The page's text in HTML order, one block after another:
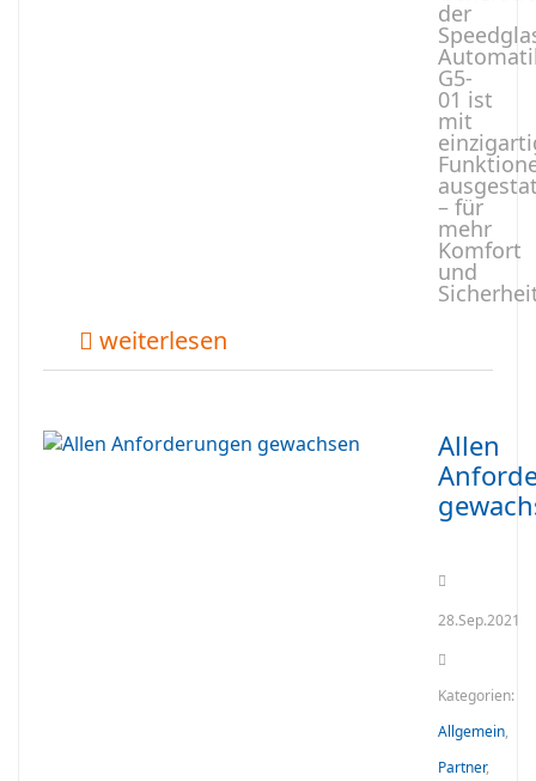
der
G5-
01 ist
mit
– für
mehr
Komfort
und
weiterlesen
Allen
28.Sep.2021
Kategorien:
Allgemein,
Partner,